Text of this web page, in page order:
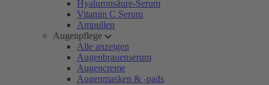
Hyaluronsäure-Serum
Vitamin C Serum
Ampullen
Augenpflege
Alle anzeigen
Augenbrauenserum
Augencreme
Augenmasken & -pads